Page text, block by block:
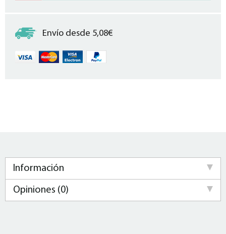
Envío desde 5,08€
Información
Opiniones (0)